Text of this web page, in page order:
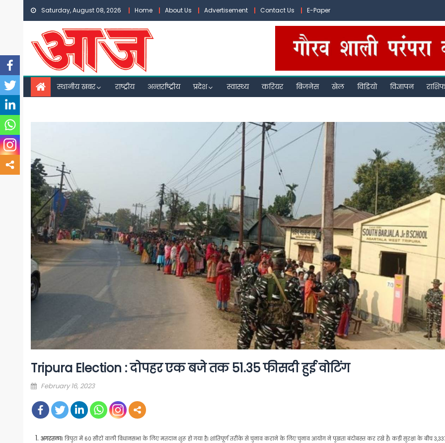
Skip
content
Saturday, August 08, 2026 Home About Us Advertisement Contact Us E-Paper
स्थानीय खबर राष्ट्रीय अन्तर्राष्ट्रीय प्रदेश स्वास्थ्य करियर बिजनेस खेल विडियो विज्ञापन
Tripura Election : दोपहर एक बजे तक 51.35 फीसदी हुई वोटिंग
Posted
February 16, 2023
अगरतला। त्रिपुरा में 60 सीटों वाली विधानसभा के लिए मतदान शुरू हो गया है। शांतिपूर्ण तरीके से चुनाव कराने के लिए चुनाव आयोग ने पुखता बंदोबस्त कर रखे हैं। कड़ी सुरक्षा के बीच